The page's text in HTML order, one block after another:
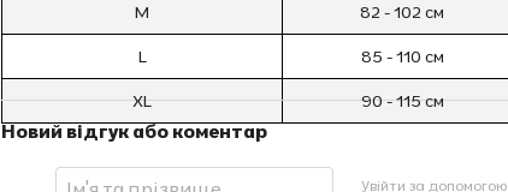
M 82 - 102 см
L 85 - 110 см
XL 90 - 115 см
Новий відгук або коментар
Увійти за допомогою